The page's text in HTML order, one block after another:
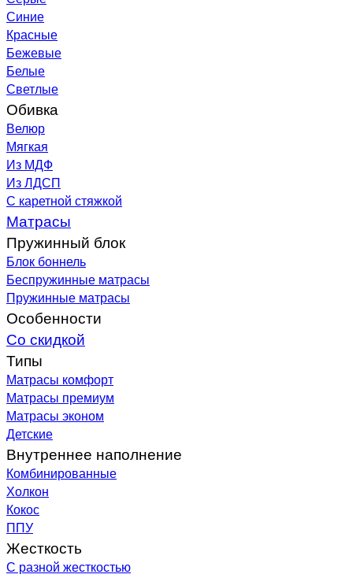
Синие
Красные
Бежевые
Белые
Светлые
Обивка
Велюр
Мягкая
Из МДФ
Из ЛДСП
С каретной стяжкой
Матрасы
Пружинный блок
Блок боннель
Беспружинные матрасы
Пружинные матрасы
Особенности
Со скидкой
Типы
Матрасы комфорт
Матрасы премиум
Матрасы эконом
Детские
Внутреннее наполнение
Комбинированные
Холкон
Кокос
ППУ
Жесткость
С разной жесткостью